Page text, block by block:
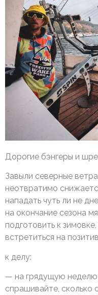
Дорогие бэнгеры и
Завыли северные
неотвратимо
нападать чуть ли не
на окончание сезона
подготовить к
встретиться на
к делу:
— на грядущую
спрашивайте, сколько